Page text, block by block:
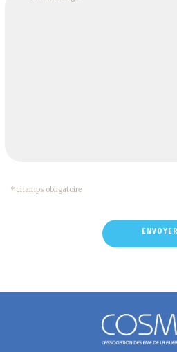
* champs obligatoire